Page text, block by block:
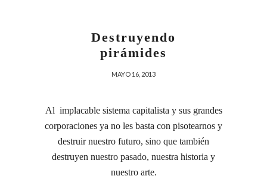
Destruyendo
pirámides
MAYO 16, 2013
Al implacable sistema capitalista y sus grandes
corporaciones ya no les basta con pisotearnos y
destruir nuestro futuro, sino que también
destruyen nuestro pasado, nuestra historia y
nuestro arte.